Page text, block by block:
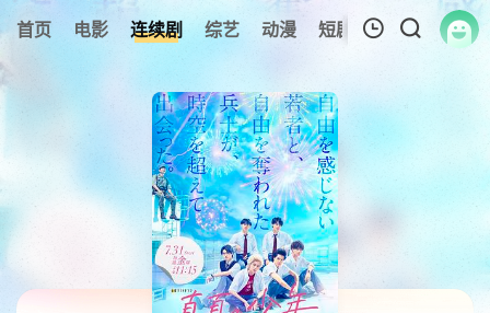
首页 电影 连续剧 综艺 动漫 短剧大全 纪录片
暂无观看影片的记录